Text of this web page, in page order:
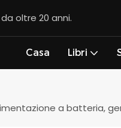
oltre 20 anni.
Casa Libri
a batteria,